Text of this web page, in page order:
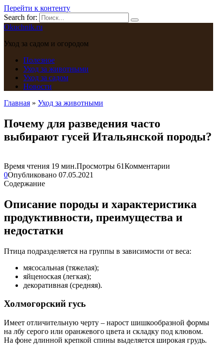
Перейти к контенту
Search for:
Okuchnik.ru
Уход за садом и огородом
Полезное
Уход за животными
Уход за садом
Новости
Главная » Уход за животными
Почему для разведения часто
выбирают гусей Итальянской породы?
Время чтения 19 мин.Просмотры 61Комментарии
0Опубликовано 07.05.2021
Содержание
Описание породы и характеристика
продуктивности, преимущества и
недостатки
Птица подразделяется на группы в зависимости от веса:
мясосальная (тяжелая);
яйценоская (легкая);
декоративная (средняя).
Холмогорский гусь
Имеет отличительную черту – нарост шишкообразной формы
на лбу серого или оранжевого цвета и складку под клювом.
На фоне длинной крепкой спины выделяется широкая грудь.